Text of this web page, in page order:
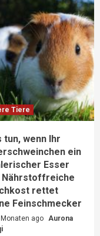
Tiere
tun, wenn Ihr
ein
Esser
Nährstoffreiche
rettet
Feinschmecker
Monaten ago Aurona